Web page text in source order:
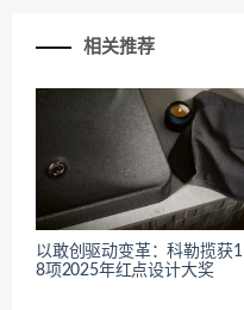
相关推荐
以敢创驱动变革：科勒揽获1
8项2025年红点设计大奖